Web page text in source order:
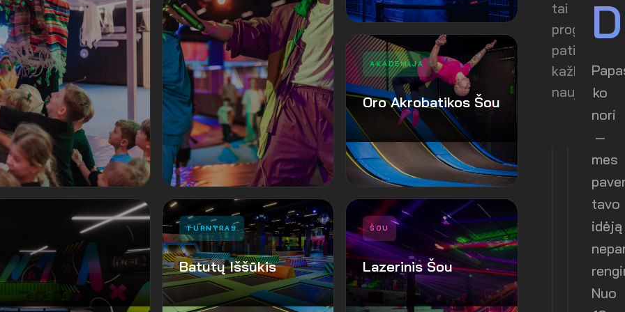
AKADEMIJA
Oro Akrobatikos Šou
TURNYRAS
Batutų Iššūkis
ŠOU
Lazerinis Šou
tai
proga
patirti
kažką
naujo
Naujos
ko
nori
—
mes
tavo
idėją
Nuo